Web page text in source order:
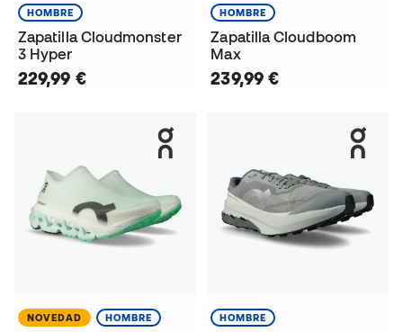
HOMBRE
Zapatilla Cloudmonster
3 Hyper
229,99 €
HOMBRE
Zapatilla Cloudboom
Max
239,99 €
NOVEDAD HOMBRE HOMBRE